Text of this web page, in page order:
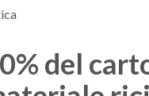
del